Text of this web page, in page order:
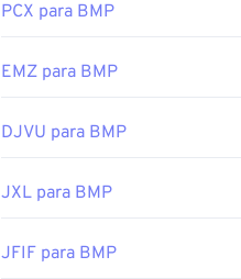
Desenvolvido por:
Microsoft
Lançamento inicial:
20 de
https://en.wikipedia.org/wiki/
PCX para BMP
EMZ para BMP
DJVU para BMP
JXL para BMP
JFIF para BMP